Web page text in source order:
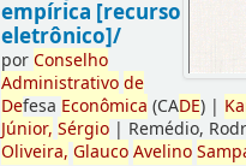
empírica [recurso
eletrônico]/
porConselho
Administrativo de
Defesa Econômica (CADE)|
Júnior, Sérgio| Remédio,
Oliveira, Glauco Avelino